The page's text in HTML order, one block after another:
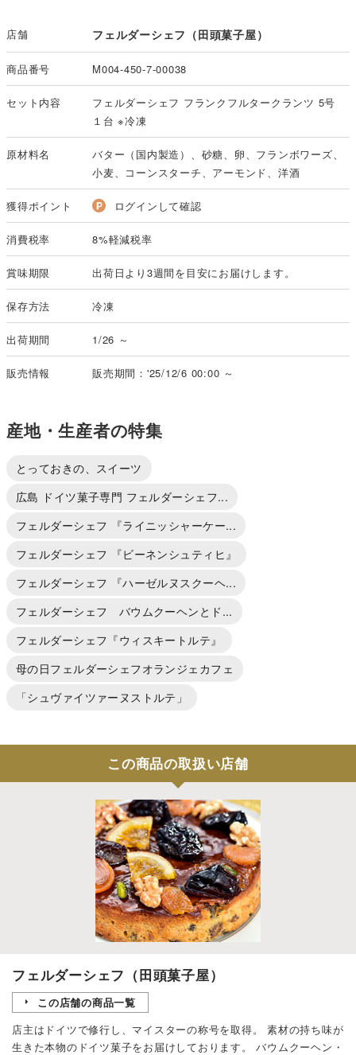
店舗 フェルダーシェフ（田頭菓子屋）
商品番号 M004-450-7-00038
セット内容
フェルダーシェフ フランクフルタークランツ 5号
１台 ※冷凍
原材料名
バター（国内製造）、砂糖、卵、フランボワーズ、
小麦、コーンスターチ、アーモンド、洋酒
獲得ポイント ログインして確認
消費税率 8%軽減税率
賞味期限 出荷日より3週間を目安にお届けします。
保存方法 冷凍
出荷期間 1/26 ～
販売情報 販売期間：'25/12/6 00:00 ～
産地・生産者の特集
とっておきの、スイーツ
広島 ドイツ菓子専門 フェルダーシェフ...
フェルダーシェフ 『ライニッシャーケー...
フェルダーシェフ 『ビーネンシュティヒ』
フェルダーシェフ 『ハーゼルヌスクーヘ...
フェルダーシェフ バウムクーヘンとド...
フェルダーシェフ『ウィスキートルテ』
母の日フェルダーシェフオランジェカフェ
「シュヴァイツァーヌストルテ」
この商品の取扱い店舗
フェルダーシェフ（田頭菓子屋）
この店舗の商品一覧
店主はドイツで修行し、マイスターの称号を取得。 素材の持ち味が
生きた本物のドイツ菓子をお届けしております。 バウムクーヘン・